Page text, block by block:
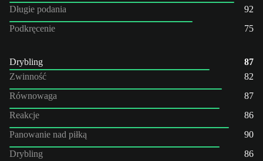
Długie podania
92
Podkręcenie
75
Drybling
87
Zwinność
82
Równowaga
87
Reakcje
86
Panowanie nad piłką
90
Drybling
86